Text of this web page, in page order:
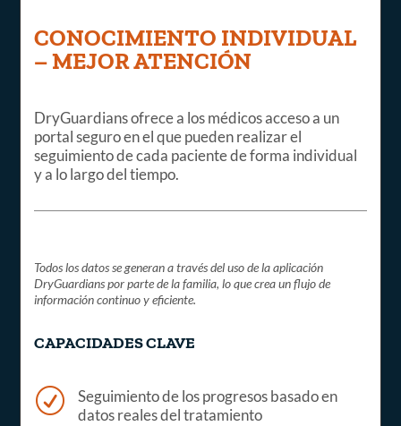
CONOCIMIENTO INDIVIDUAL
– MEJOR ATENCIÓN
DryGuardians ofrece a los médicos acceso a un
portal seguro en el que pueden realizar el
seguimiento de cada paciente de forma individual
y a lo largo del tiempo.
Todos los datos se generan a través del uso de la aplicación
DryGuardians por parte de la familia, lo que crea un flujo de
información continuo y eficiente.
CAPACIDADES CLAVE
R
Seguimiento de los progresos basado en
datos reales del tratamiento